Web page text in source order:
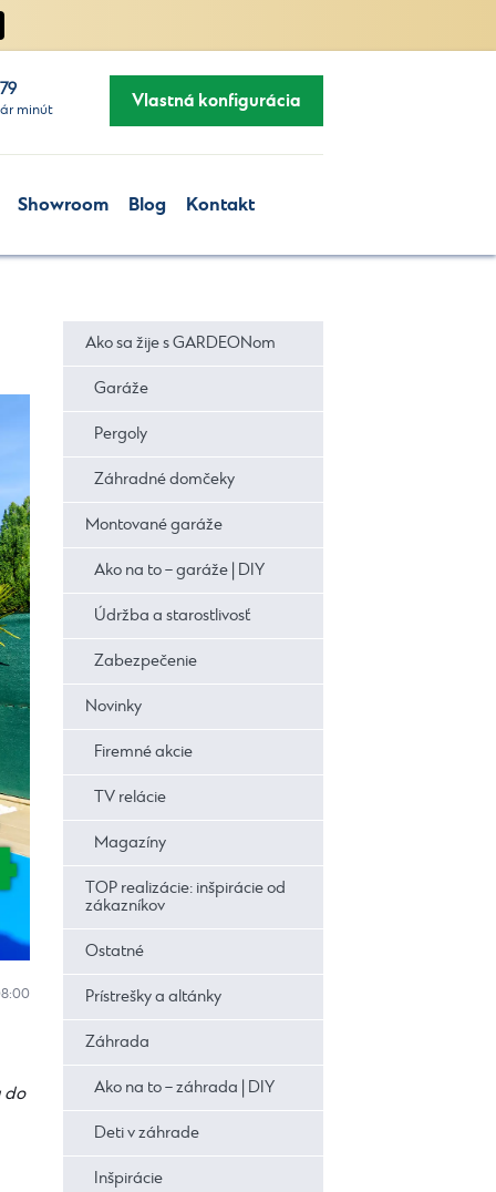
Vlastná konfigurácia
minút
Showroom Blog Kontakt
do
Ako sa žije s GARDEONom
Garáže
Pergoly
Záhradné domčeky
Montované garáže
Ako na to – garáže | DIY
Údržba a starostlivosť
Zabezpečenie
Novinky
Firemné akcie
TV relácie
Magazíny
TOP realizácie: inšpirácie od
zákazníkov
Ostatné
Prístrešky a altánky
Záhrada
Ako na to – záhrada | DIY
Deti v záhrade
Inšpirácie